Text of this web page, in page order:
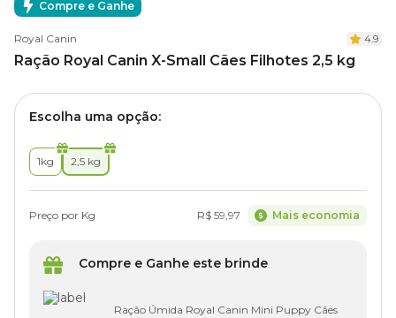
Compre e Ganhe
Royal Canin 4.9
Ração Royal Canin X-Small Cães Filhotes 2,5 kg
Escolha uma opção:
1kg 2,5 kg
Preço por Kg R$ 59,97 Mais economia
Compre e Ganhe este brinde
Ração Úmida Royal Canin Mini Puppy Cães